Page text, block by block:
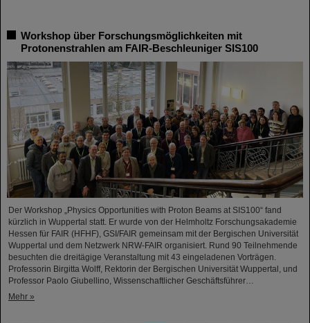
Workshop über Forschungsmöglichkeiten mit
Protonenstrahlen am FAIR-Beschleuniger SIS100
Der Workshop „Physics Opportunities with Proton Beams at SIS100“ fand
kürzlich in Wuppertal statt. Er wurde von der Helmholtz Forschungsakademie
Hessen für FAIR (HFHF), GSI/FAIR gemeinsam mit der Bergischen Universität
Wuppertal und dem Netzwerk NRW-FAIR organisiert. Rund 90 Teilnehmende
besuchten die dreitägige Veranstaltung mit 43 eingeladenen Vorträgen.
Professorin Birgitta Wolff, Rektorin der Bergischen Universität Wuppertal, und
Professor Paolo Giubellino, Wissenschaftlicher Geschäftsführer…
Mehr »